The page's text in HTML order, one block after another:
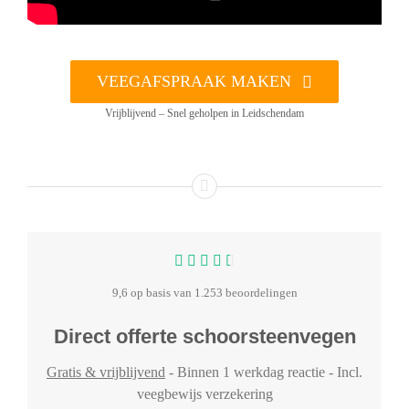
VEEGAFSPRAAK MAKEN
Vrijblijvend – Snel geholpen in Leidschendam
9,6 op basis van 1.253 beoordelingen
Direct offerte schoorsteenvegen
Gratis & vrijblijvend - Binnen 1 werkdag reactie - Incl.
veegbewijs verzekering